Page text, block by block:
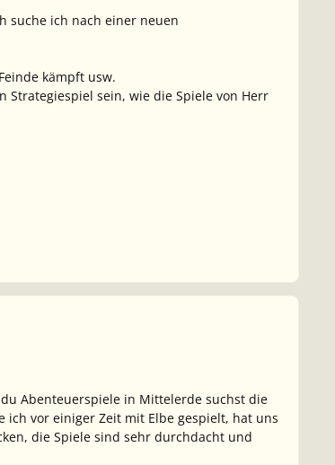
suche ich nach einer neuen
kämpft usw.
Strategiespiel sein, wie die Spiele von Herr
Abenteuerspiele in Mittelerde suchst die
ich vor einiger Zeit mit Elbe gespielt, hat uns
die Spiele sind sehr durchdacht und